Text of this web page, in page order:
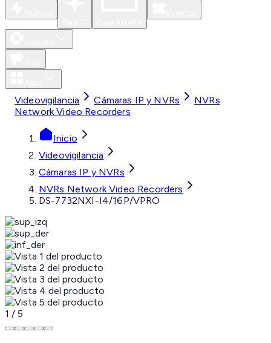
Videovigilancia Cámaras IP y NVRs
NVRs
Network Video Recorders
Inicio
Videovigilancia
Cámaras IP y NVRs
NVRs Network Video Recorders
DS-7732NXI-I4/16P/VPRO
1 / 5